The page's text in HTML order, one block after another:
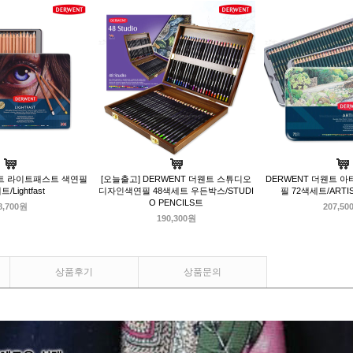
라이트패스트 색연필
/Lightfast
원
[오늘출고] DERWENT 더웬트 스튜디오
디자인색연필 48색세트 우든박스/STUDI
O PENCILS트
190,300원
DERWENT 더웬트 아
필 72색세트/
상품후기 상품문의